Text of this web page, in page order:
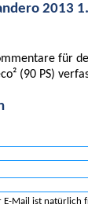
2013
für
(90 PS)
E-Mail ist